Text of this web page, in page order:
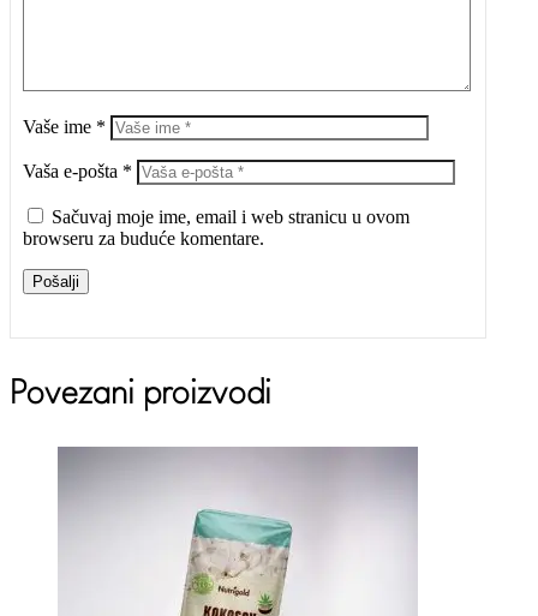
Vaše ime *
Vaša e-pošta *
Sačuvaj moje ime, email i web stranicu u ovom
browseru za buduće komentare.
Pošalji
Povezani proizvodi